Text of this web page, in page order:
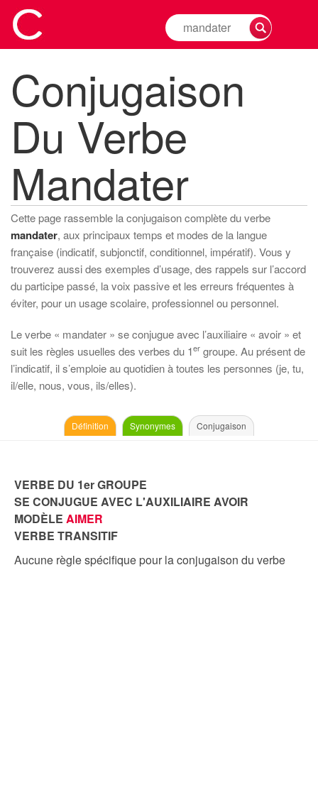
Rechercher
la
d'un
verbe
Conjugaison
Du Verbe
Mandater
Cette page rassemble la conjugaison complète du verbe
mandater, aux principaux temps et modes de la langue
française (indicatif, subjonctif, conditionnel, impératif). Vous y
trouverez aussi des exemples d’usage, des rappels sur l’accord
du participe passé, la voix passive et les erreurs fréquentes à
éviter, pour un usage scolaire, professionnel ou personnel.
Le verbe « mandater » se conjugue avec l’auxiliaire « avoir » et
suit les règles usuelles des verbes du 1er groupe. Au présent de
l’indicatif, il s’emploie au quotidien à toutes les personnes (je, tu,
il/elle, nous, vous, ils/elles).
Définition Synonymes Conjugaison
VERBE DU 1er GROUPE
SE CONJUGUE AVEC L'AUXILIAIRE AVOIR
MODÈLE AIMER
VERBE TRANSITIF
Aucune règle spécifique pour la conjugaison du verbe